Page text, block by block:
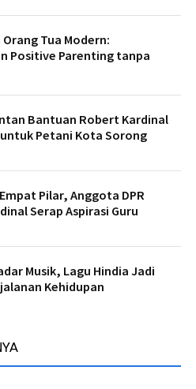
Tua Modern:
Positive Parenting tanpa
Bantuan Robert Kardinal
Petani Kota Sorong
Pilar, Anggota DPR
Serap Aspirasi Guru
Musik, Lagu Hindia Jadi
Kehidupan